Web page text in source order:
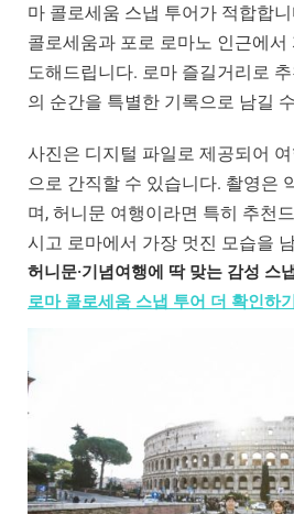
마 콜로세움 스냅 투어가 적합합
콜로세움과 포로 로마노 인근에
도해드립니다. 로마 즐길거리로
의 순간을 특별한 기록으로 남길
사진은 디지털 파일로 제공되어
으로 간직할 수 있습니다. 촬영은
며, 허니문 여행이라면 특히 추천
시고 로마에서 가장 멋진 모습을
허니문·기념여행에 딱 맞는 감성 스냅
로마 콜로세움 스냅 투어 더 확인하